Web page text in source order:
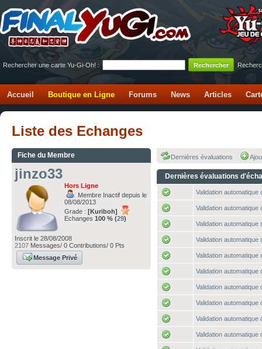
Rechercher une carte Yu-Gi-Oh! :
Accueil Boutique en Ligne Forums News Articles
Liste des Echanges
Fiche du Membre
jinzo33
Hors Ligne
Membre Inactif depuis le
08/08/2013
Grade : [Kuriboh]
Echanges 100 % (29)
Inscrit le 28/08/2008
2107 Messages/ 0 Contributions/ 0 Pts
Message Privé
Dernières évaluations
Dernières évaluations
Validation
Validation
Validation
Validation
Validation
Validation
Validation
Validation
Validation
Validation